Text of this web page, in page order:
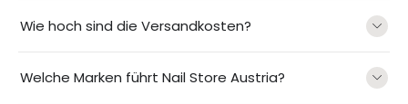
Wie hoch sind die Versandkosten?
Welche Marken führt Nail Store Austria?